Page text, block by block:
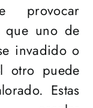
provocar
que uno de
invadido o
otro puede
Estas